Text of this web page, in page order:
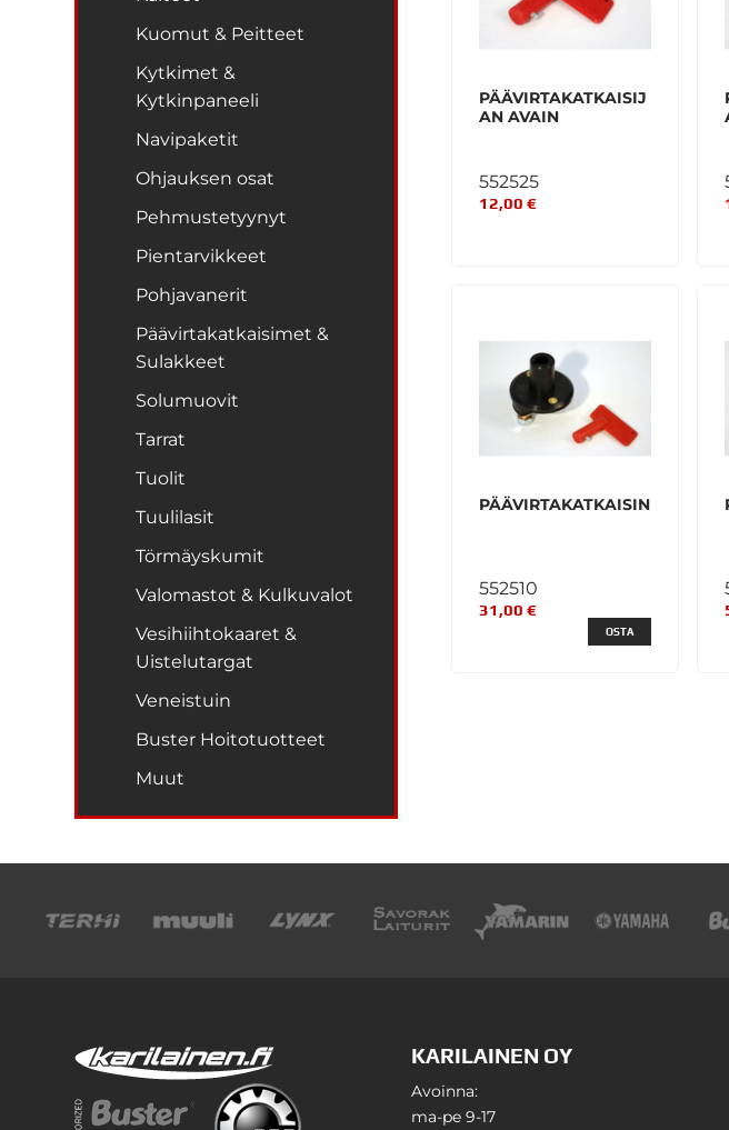
Kuomut & Peitteet
Kytkimet &
Kytkinpaneeli
Navipaketit
Ohjauksen osat
Pehmustetyynyt
Pientarvikkeet
Pohjavanerit
Päävirtakatkaisimet &
Sulakkeet
Solumuovit
Tarrat
Tuolit
Tuulilasit
Törmäyskumit
Valomastot & Kulkuvalot
Vesihiihtokaaret &
Uistelutargat
Veneistuin
Buster Hoitotuotteet
Muut
PÄÄVIRTAKATKAISIJ
AN AVAIN
552525
12,00 €
PÄÄVIRTAKATKAISIN
552510
31,00 €
OSTA
KARILAINEN OY
Avoinna:
ma-pe 9-17